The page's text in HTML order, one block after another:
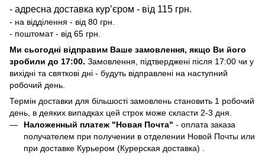
- адресна доставка курʼєром - від 115 грн.
- на відділення - від 80 грн.
- поштомат - від 65 грн.
Ми сьогодні відправим Ваше замовлення, якщо Ви його
зробили до 17:00. Замовлення, підтверджені після 17:00 чи у
вихідні та святкові дні - будуть відправлені на наступний
робочий день.
Термін доставки для більшості замовлень становить 1 робочий
день, в деяких випадках цей строк може скласти 2-3 дня.
Наложенный платеж "Новая Почта" - оплата заказа
получателем при получении в отделении Новой Почты или
при доставке Курьером (Курерская доставка) .